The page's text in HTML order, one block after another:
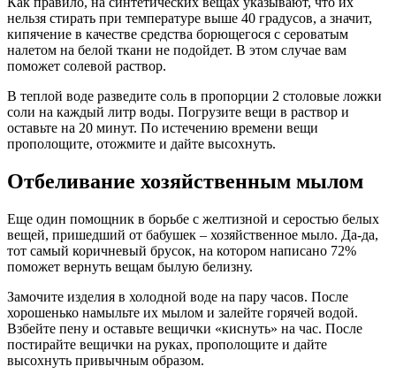
нельзя стирать при температуре выше 40 градусов, а значит,
кипячение в качестве средства борющегося с сероватым
налетом на белой ткани не подойдет. В этом случае вам
поможет солевой раствор.
В теплой воде разведите соль в пропорции 2 столовые ложки
соли на каждый литр воды. Погрузите вещи в раствор и
оставьте на 20 минут. По истечению времени вещи
прополощите, отожмите и дайте высохнуть.
Отбеливание хозяйственным мылом
Еще один помощник в борьбе с желтизной и серостью белых
вещей, пришедший от бабушек – хозяйственное мыло. Да-да,
тот самый коричневый брусок, на котором написано 72%
поможет вернуть вещам былую белизну.
Замочите изделия в холодной воде на пару часов. После
хорошенько намыльте их мылом и залейте горячей водой.
Взбейте пену и оставьте вещички «киснуть» на час. После
постирайте вещички на руках, прополощите и дайте
высохнуть привычным образом.